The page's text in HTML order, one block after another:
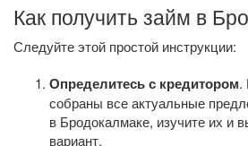
Как получить займ в
Следуйте этой простой инструкции:
Определитесь с кредитором.
собраны все актуальные
в Бродокалмаке, изучите их и
вариант.